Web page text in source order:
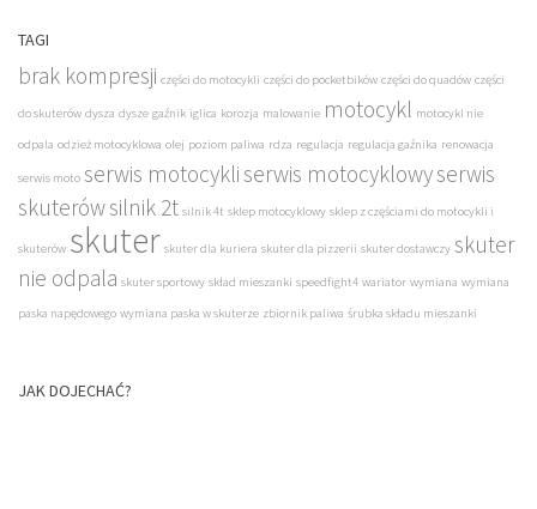
TAGI
brak kompresji części do motocykli części do pocketbików części do quadów części
do skuterów dysza dysze gaźnik iglica korozja malowanie motocykl motocykl nie
odpala odzież motocyklowa olej poziom paliwa rdza regulacja regulacja gaźnika renowacja
serwis moto serwis motocykliserwis motocyklowyserwis
skuterówsilnik 2t silnik 4t sklep motocyklowy sklep z częściami do motocykli i
skuterów skuter skuter dla kuriera skuter dla pizzerii skuter dostawczy skuter
nie odpala skuter sportowy skład mieszanki speedfight4 wariator wymiana wymiana
paska napędowego wymiana paska w skuterze zbiornik paliwa śrubka składu mieszanki
JAK DOJECHAĆ?